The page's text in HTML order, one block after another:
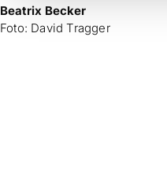
Beatrix Becker
Foto: David Tragger